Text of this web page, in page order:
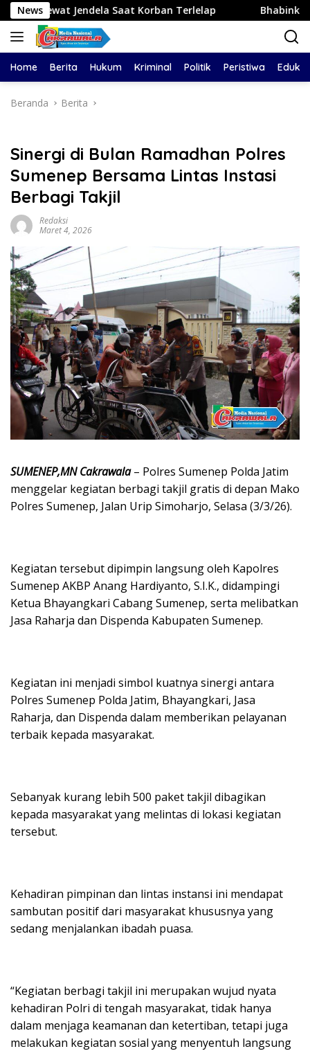
Langsung
ke
konten
News
Saat Korban Terlelap Bhabinkamtibmas Blarang
Home Berita Hukum Kriminal Politik Peristiwa
Beranda Berita
Sinergi di Bulan Ramadhan Polres
Sumenep Bersama Lintas Instasi
Berbagi Takjil
Redaksi
Maret 4, 2026
SUMENEP,MN Cakrawala– Polres Sumenep Polda Jatim
menggelar kegiatan berbagi takjil gratis di depan Mako
Polres Sumenep, Jalan Urip Simoharjo, Selasa (3/3/26).
Kegiatan tersebut dipimpin langsung oleh Kapolres
Sumenep AKBP Anang Hardiyanto, S.I.K., didampingi
Ketua Bhayangkari Cabang Sumenep, serta melibatkan
Jasa Raharja dan Dispenda Kabupaten Sumenep.
Kegiatan ini menjadi simbol kuatnya sinergi antara
Polres Sumenep Polda Jatim, Bhayangkari, Jasa
Raharja, dan Dispenda dalam memberikan pelayanan
terbaik kepada masyarakat.
Sebanyak kurang lebih 500 paket takjil dibagikan
kepada masyarakat yang melintas di lokasi kegiatan
tersebut.
Kehadiran pimpinan dan lintas instansi ini mendapat
sambutan positif dari masyarakat khususnya yang
sedang menjalankan ibadah puasa.
“Kegiatan berbagi takjil ini merupakan wujud nyata
kehadiran Polri di tengah masyarakat, tidak hanya
dalam menjaga keamanan dan ketertiban, tetapi juga
melakukan kegiatan sosial yang menyentuh langsung